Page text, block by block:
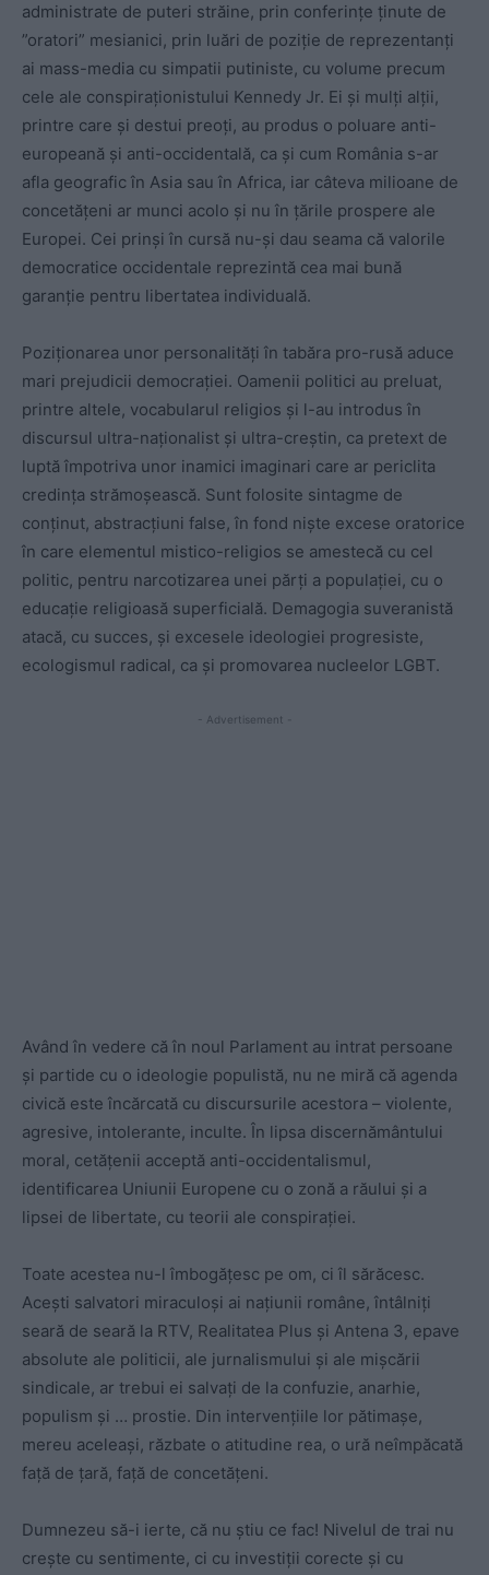
administrate de puteri străine, prin conferințe ținute de
”oratori” mesianici, prin luări de poziție de reprezentanți
ai mass-media cu simpatii putiniste, cu volume precum
cele ale conspiraționistului Kennedy Jr. Ei și mulți alții,
printre care și destui preoți, au produs o poluare anti-
europeană și anti-occidentală, ca și cum România s-ar
afla geografic în Asia sau în Africa, iar câteva milioane de
concetățeni ar munci acolo și nu în țările prospere ale
Europei. Cei prinși în cursă nu-și dau seama că valorile
democratice occidentale reprezintă cea mai bună
garanție pentru libertatea individuală.
Poziționarea unor personalități în tabăra pro-rusă aduce
mari prejudicii democrației. Oamenii politici au preluat,
printre altele, vocabularul religios și l-au introdus în
discursul ultra-naționalist și ultra-creștin, ca pretext de
luptă împotriva unor inamici imaginari care ar periclita
credința strămoșească. Sunt folosite sintagme de
conținut, abstracțiuni false, în fond niște excese oratorice
în care elementul mistico-religios se amestecă cu cel
politic, pentru narcotizarea unei părți a populației, cu o
educație religioasă superficială. Demagogia suveranistă
atacă, cu succes, și excesele ideologiei progresiste,
ecologismul radical, ca și promovarea nucleelor LGBT.
- Advertisement -
Având în vedere că în noul Parlament au intrat persoane
și partide cu o ideologie populistă, nu ne miră că agenda
civică este încărcată cu discursurile acestora – violente,
agresive, intolerante, inculte. În lipsa discernământului
moral, cetățenii acceptă anti-occidentalismul,
identificarea Uniunii Europene cu o zonă a răului și a
lipsei de libertate, cu teorii ale conspirației.
Toate acestea nu-l îmbogățesc pe om, ci îl sărăcesc.
Acești salvatori miraculoși ai națiunii române, întâlniți
seară de seară la RTV, Realitatea Plus și Antena 3, epave
absolute ale politicii, ale jurnalismului și ale mișcării
sindicale, ar trebui ei salvați de la confuzie, anarhie,
populism și … prostie. Din intervențiile lor pătimașe,
mereu aceleași, răzbate o atitudine rea, o ură neîmpăcată
față de țară, față de concetățeni.
Dumnezeu să-i ierte, că nu știu ce fac! Nivelul de trai nu
crește cu sentimente, ci cu investiții corecte și cu